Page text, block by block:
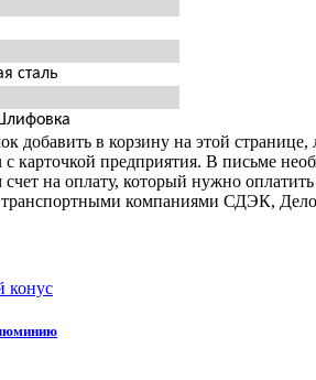
сталь
добавить в корзину на этой
карточкой предприятия. В письме
на оплату, который нужно
транспортными компаниями СДЭК,
конус